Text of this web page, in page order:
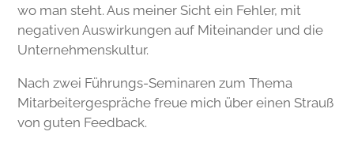
wo man steht. Aus meiner Sicht ein Fehler, mit
negativen Auswirkungen auf Miteinander und die
Unternehmenskultur.
Nach zwei Führungs-Seminaren zum Thema
Mitarbeitergespräche freue mich über einen Strauß
von guten Feedback.